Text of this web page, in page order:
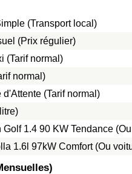
(Transport local)
(Prix régulier)
(Tarif normal)
normal)
d'Attente (Tarif normal)
Golf 1.4 90 KW Tendance
1.6l 97kW Comfort (Ou